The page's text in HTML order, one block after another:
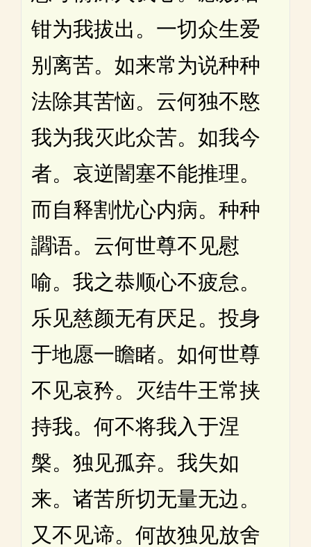
钳为我拔出。一切众生爱
别离苦。如来常为说种种
法除其苦恼。云何独不愍
我为我灭此众苦。如我今
者。哀逆闇塞不能推理。
而自释割忧心内病。种种
讇语。云何世尊不见慰
喻。我之恭顺心不疲怠。
乐见慈颜无有厌足。投身
于地愿一瞻睹。如何世尊
不见哀矜。灭结牛王常挟
持我。何不将我入于涅
槃。独见孤弃。我失如
来。诸苦所切无量无边。
又不见谛。何故独见放舍